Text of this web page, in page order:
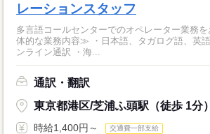
レーションスタッフ
多言語コールセンターでのオペレーター業務をお
体的な業務内容≫ ・日本語、タガログ語、英
ンライン通訳 ・海...
通訳・翻訳
東京都港区/芝浦ふ頭駅（徒歩 1分）
時給1,400円～ 交通費一部支給